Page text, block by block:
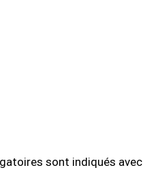
sont indiqués avec